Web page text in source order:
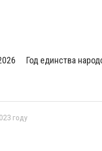
Год единства
году